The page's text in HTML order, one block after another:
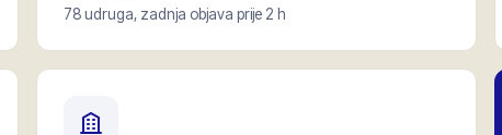
78 udruga, zadnja objava prije 2 h